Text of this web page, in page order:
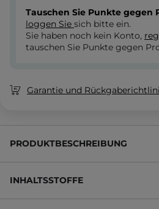
Tauschen Sie Punkte gegen
loggen Sie sich bitte ein.
Sie haben noch kein Konto,
tauschen Sie Punkte gegen
Garantie und
PRODUKTBESCHREIBUNG
INHALTSSTOFFE